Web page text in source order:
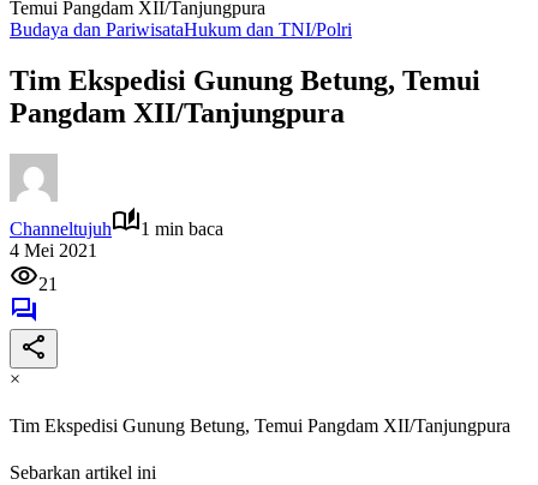
Temui Pangdam XII/Tanjungpura
Budaya dan PariwisataHukum dan TNI/Polri
Tim Ekspedisi Gunung Betung, Temui
Pangdam XII/Tanjungpura
Channeltujuh
1 min baca
4 Mei 2021
21
×
Tim Ekspedisi Gunung Betung, Temui Pangdam XII/Tanjungpura
Sebarkan artikel ini